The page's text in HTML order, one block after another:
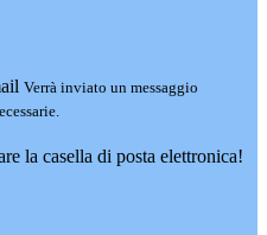
Verrà inviato un messaggio
la casella di posta elettronica!